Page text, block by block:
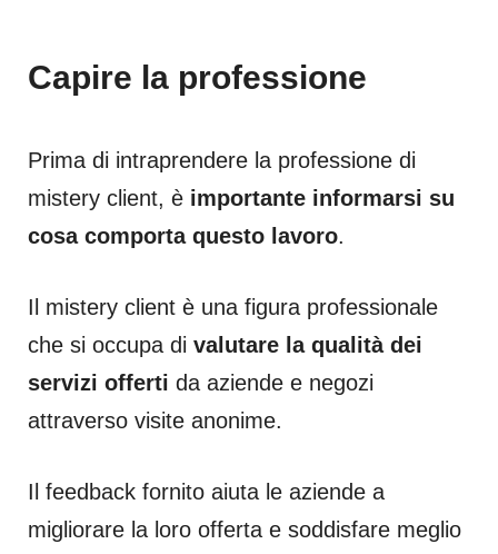
Capire la professione
Prima di intraprendere la professione di
mistery client, è importante informarsi su
cosa comporta questo lavoro.
Il mistery client è una figura professionale
che si occupa di valutare la qualità dei
servizi offerti da aziende e negozi
attraverso visite anonime.
Il feedback fornito aiuta le aziende a
migliorare la loro offerta e soddisfare meglio